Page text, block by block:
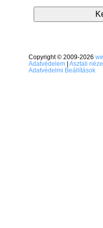
Copyright © 2009-2026
Adatvédelem | Asztali
Adatvédelmi Beállítások